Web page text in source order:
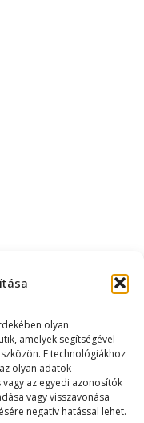
olyan
amelyek segítségével
E technológiákhoz
olyan adatok
az egyedi azonosítók
vagy visszavonása
negatív hatással lehet.